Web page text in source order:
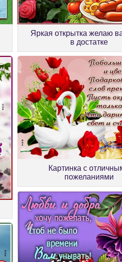
Яркая открытка желаю
в достатке
Картинка с
пожеланиями